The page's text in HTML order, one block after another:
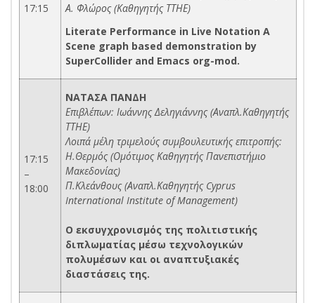
17:15
Α. Φλώρος (Καθηγητής ΤΤΗΕ)
Literate Performance in Live Notation A
Scene graph based demonstration by
SuperCollider and Emacs org-mod.
17:15
–
18:00
ΝΑΤΑΣΑ ΠΑΝΔΗ
Επιβλέπων: Ιωάννης Δεληγιάννης (Αναπλ.Καθηγητής
ΤΤΗΕ)
Λοιπά μέλη τριμελούς συμβουλευτικής επιτροπής:
Η.Θερμός (Ομότιμος Καθηγητής Πανεπιστήμιο
Μακεδονίας)
Π.Κλεάνθους (Αναπλ.Καθηγητής Cyprus
International Institute of Management)
Ο εκσυγχρονισμός της πολιτιστικής
διπλωματίας μέσω τεχνολογικών
πολυμέσων και οι αναπτυξιακές
διαστάσεις της.